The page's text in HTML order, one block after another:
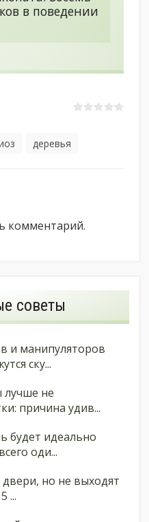
в поведении
деревья
комментарий.
советы
и манипуляторов
ску...
не
причина удив...
будет идеально
оди...
но не выходят
...